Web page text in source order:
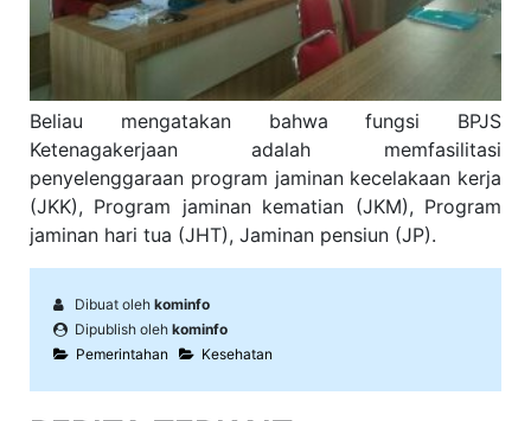
Beliau mengatakan bahwa fungsi BPJS
Ketenagakerjaan adalah memfasilitasi
penyelenggaraan program jaminan kecelakaan kerja
(JKK), Program jaminan kematian (JKM), Program
jaminan hari tua (JHT), Jaminan pensiun (JP).
Dibuat oleh kominfo
Dipublish oleh kominfo
Pemerintahan
Kesehatan